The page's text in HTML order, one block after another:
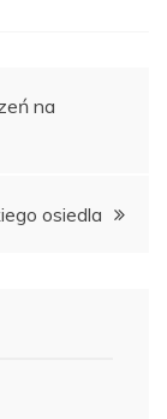
na
osiedla